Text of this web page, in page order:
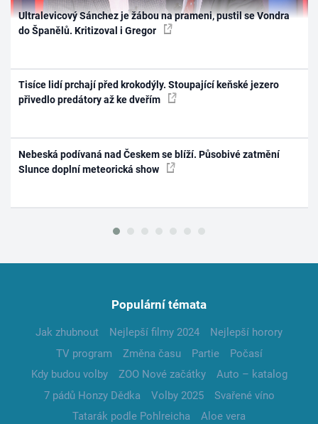
Ultralevicový Sánchez je žábou na prameni, pustil se Vondra
do Španělů. Kritizoval i Gregor
Tisíce lidí prchají před krokodýly. Stoupající keňské jezero
přivedlo predátory až ke dveřím
Nebeská podívaná nad Českem se blíží. Působivé zatmění
Slunce doplní meteorická show
Populární témata
Jak zhubnout Nejlepší filmy 2024
Nejlepší horory
TV program
Změna času Partie
Počasí
Kdy budou volby
ZOO Nové začátky
Auto – katalog
7 pádů Honzy Dědka
Volby 2025
Svařené víno
Tatarák podle Pohlreicha
Aloe vera